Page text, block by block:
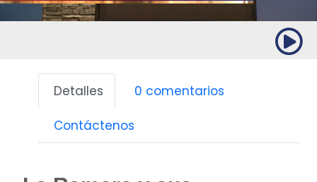
Detalles 0 comentarios
Contáctenos